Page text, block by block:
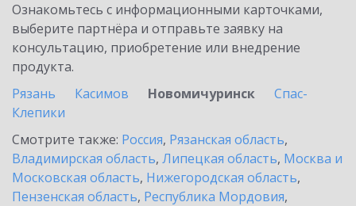
Ознакомьтесь с информационными карточками,
выберите партнёра и отправьте заявку на
консультацию, приобретение или внедрение
продукта.
Рязань
Касимов Новомичуринск
Спас-
Клепики
Смотрите также: Россия, Рязанская область,
Владимирская область, Липецкая область, Москва и
Московская область, Нижегородская область,
Пензенская область, Республика Мордовия,